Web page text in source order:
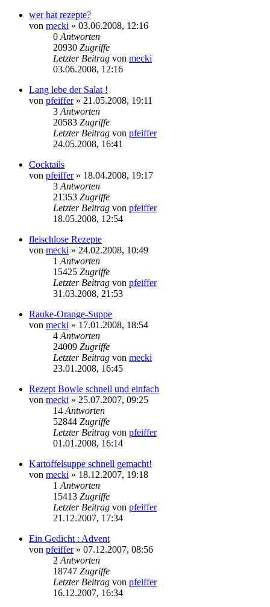
wer hat rezepte?
von mecki » 03.06.2008, 12:16
0 Antworten
20930 Zugriffe
Letzter Beitrag von mecki
03.06.2008, 12:16
Lang lebe der Salat !
von pfeiffer» 21.05.2008, 19:11
3 Antworten
20583 Zugriffe
Letzter Beitrag von pfeiffer
24.05.2008, 16:41
Cocktails
von pfeiffer» 18.04.2008, 19:17
3 Antworten
21353 Zugriffe
Letzter Beitrag von pfeiffer
18.05.2008, 12:54
fleischlose Rezepte
von mecki » 24.02.2008, 10:49
1 Antworten
15425 Zugriffe
Letzter Beitrag von pfeiffer
31.03.2008, 21:53
Rauke-Orange-Suppe
von mecki » 17.01.2008, 18:54
4 Antworten
24009 Zugriffe
Letzter Beitrag von mecki
23.01.2008, 16:45
Rezept Bowle schnell und einfach
von mecki » 25.07.2007, 09:25
14 Antworten
52844 Zugriffe
Letzter Beitrag von pfeiffer
01.01.2008, 16:14
Kartoffelsuppe schnell gemacht!
von mecki » 18.12.2007, 19:18
1 Antworten
15413 Zugriffe
Letzter Beitrag von pfeiffer
21.12.2007, 17:34
Ein Gedicht : Advent
von pfeiffer» 07.12.2007, 08:56
2 Antworten
18747 Zugriffe
Letzter Beitrag von pfeiffer
16.12.2007, 16:34